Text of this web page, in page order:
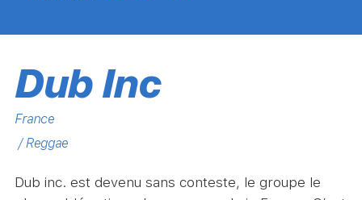
Dub Inc
France
/ Reggae
Dub inc. est devenu sans conteste, le groupe le